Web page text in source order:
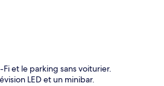
et le parking sans voiturier.
LED et un minibar.